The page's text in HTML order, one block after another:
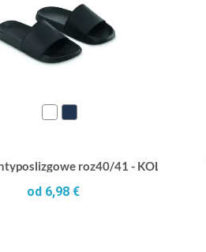
roz40/41 - KOLAM
od 6,98 €